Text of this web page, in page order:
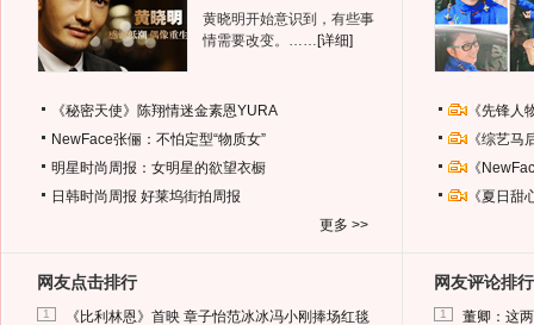
黄晓明开始意识到，有些事
情需要改变。…… [详细]
《秘密天使》陈翔情迷金素恩YURA
NewFace张俪：不怕定型“物质女”
明星时尚周报：女明星的欲望衣橱
日韩时尚周报 好莱坞街拍周报
更多 >>
《先锋
《综艺
《
《夏日
网友点击排行
1 《比利林恩》首映 章子怡范冰冰冯小刚捧场红毯
网友评论排行
1 董卿：这